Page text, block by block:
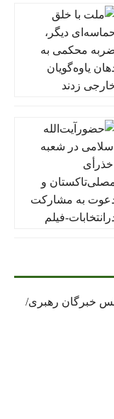
خبرگان رهبری/